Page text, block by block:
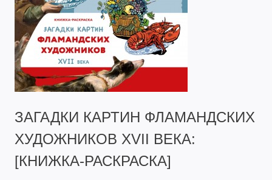
ЗАГАДКИ КАРТИН ФЛАМАНДСКИХ
ХУДОЖНИКОВ XVII ВЕКА:
[КНИЖКА-РАСКРАСКА]